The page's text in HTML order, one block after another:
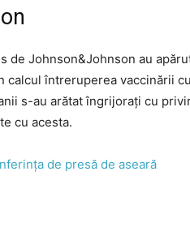
de Johnson&Johnson au
calcul întreruperea vaccinării cu
s-au arătat îngrijorați cu
cu acesta.
de presă de aseară